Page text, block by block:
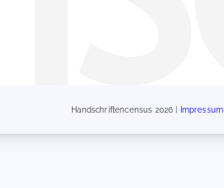
Handschriftencensus 2026 | Impressum